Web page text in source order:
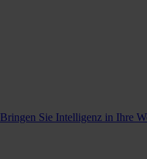
Bringen Sie Intelligenz in Ihre